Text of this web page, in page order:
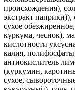
происхождения),
экстракт
сухое
куркума, чеснок),
кислотности
калия,
антиокислитель
(куркумин,
сухое,